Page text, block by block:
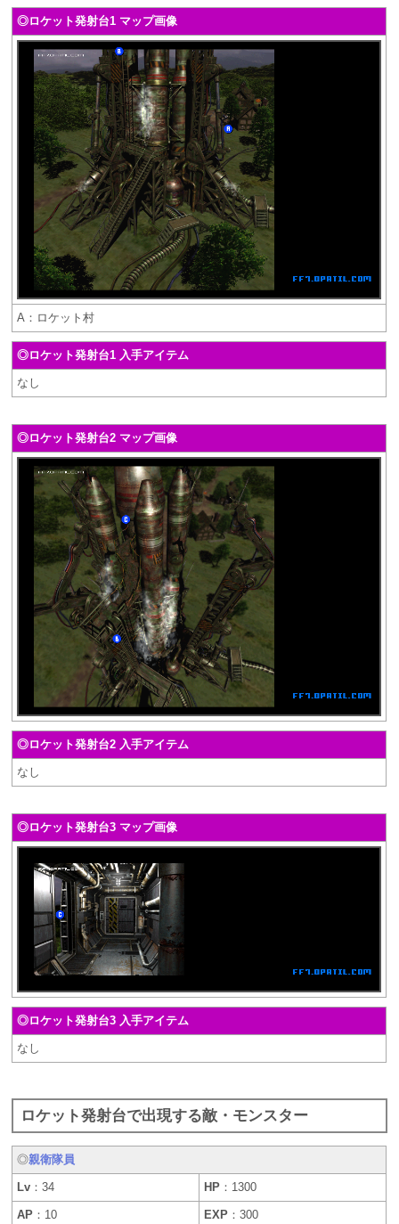
◎ロケット発射台1 マップ画像
A：ロケット村
◎ロケット発射台1 入手アイテム
なし
◎ロケット発射台2 マップ画像
◎ロケット発射台2 入手アイテム
なし
◎ロケット発射台3 マップ画像
◎ロケット発射台3 入手アイテム
なし
ロケット発射台で出現する敵・モンスター
◎親衛隊員
Lv ：34 HP ：1300
AP ：10 EXP ：300